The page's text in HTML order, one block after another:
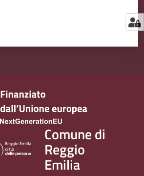
Comune di
Reggio
Emilia